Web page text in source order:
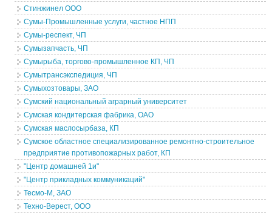
Стинжинел ООО
Сумы-Промышленные услуги, частное НПП
Сумы-респект, ЧП
Сумызапчасть, ЧП
Сумырыба, торгово-промышленное КП, ЧП
Сумытрансэкспедиция, ЧП
Сумыхозтовары, ЗАО
Сумский национальный аграрный университет
Сумская кондитерская фабрика, ОАО
Сумская маслосырбаза, КП
Сумское областное специализированное ремонтно-строительное
предприятие противопожарных работ, КП
"Центр домашней 1и"
"Центр прикладных коммуникаций"
Тесмо-М, ЗАО
Техно-Верест, ООО